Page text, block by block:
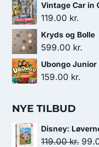
Vintage Car in
119.00 kr.
Kryds og Bolle
599.00 kr.
Ubongo Junior
159.00 kr.
NYE TILBUD
Disney:
119.00kr. Den